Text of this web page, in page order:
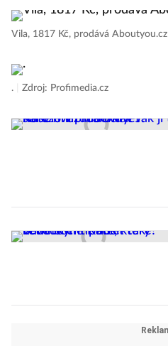
Vila, 1817 Kč, prodává Aboutyou.cz
. Zdroj: Profimedia.cz